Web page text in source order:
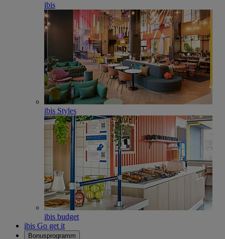
ibis
ibis Styles
ibis budget
ibis Go get it
Bonusprogramm